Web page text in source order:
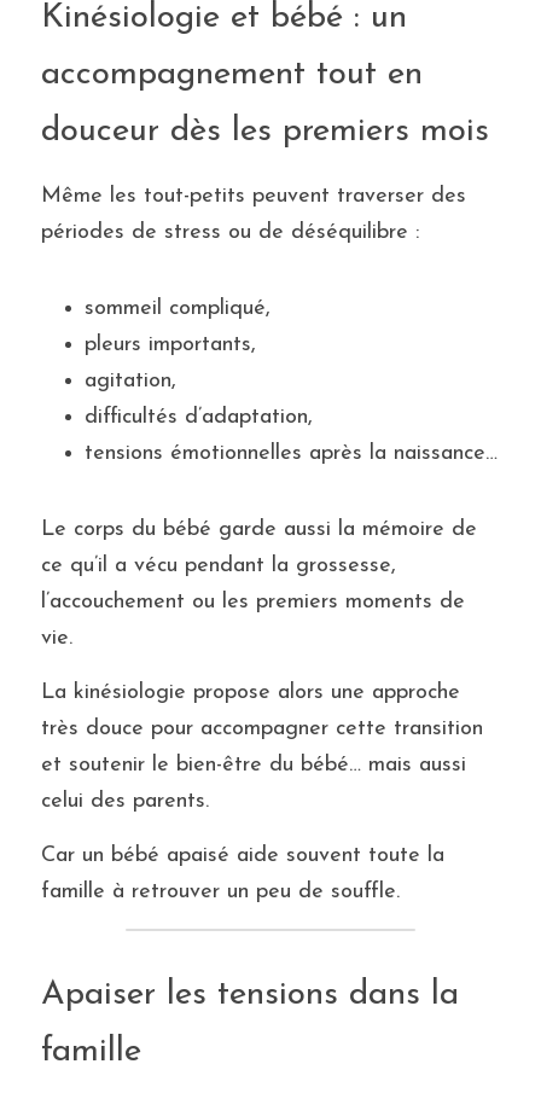
Kinésiologie et bébé : un
accompagnement tout en
douceur dès les premiers mois
Même les tout-petits peuvent traverser des
périodes de stress ou de déséquilibre :
sommeil compliqué,
pleurs importants,
agitation,
difficultés d’adaptation,
tensions émotionnelles après la naissance…
Le corps du bébé garde aussi la mémoire de
ce qu’il a vécu pendant la grossesse,
l’accouchement ou les premiers moments de
vie.
La kinésiologie propose alors une approche
très douce pour accompagner cette transition
et soutenir le bien-être du bébé… mais aussi
celui des parents.
Car un bébé apaisé aide souvent toute la
famille à retrouver un peu de souffle.
Apaiser les tensions dans la
famille